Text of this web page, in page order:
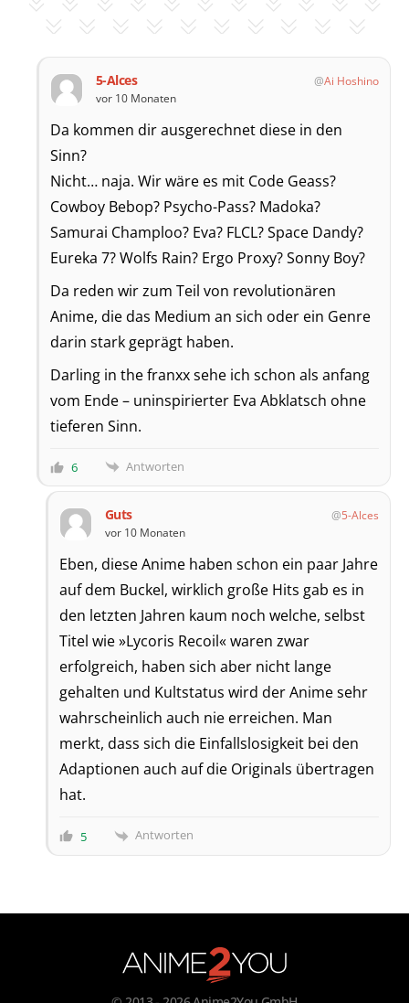
5-Alces
Ai Hoshino
vor 10 Monaten
Da kommen dir ausgerechnet diese in den
Sinn?
Nicht… naja. Wir wäre es mit Code Geass?
Cowboy Bebop? Psycho-Pass? Madoka?
Samurai Champloo? Eva? FLCL? Space Dandy?
Eureka 7? Wolfs Rain? Ergo Proxy? Sonny Boy?
Da reden wir zum Teil von revolutionären
Anime, die das Medium an sich oder ein Genre
darin stark geprägt haben.
Darling in the franxx sehe ich schon als anfang
vom Ende – uninspirierter Eva Abklatsch ohne
tieferen Sinn.
6 Antworten
Guts
5-Alces
vor 10 Monaten
Eben, diese Anime haben schon ein paar Jahre
auf dem Buckel, wirklich große Hits gab es in
den letzten Jahren kaum noch welche, selbst
Titel wie »Lycoris Recoil« waren zwar
erfolgreich, haben sich aber nicht lange
gehalten und Kultstatus wird der Anime sehr
wahrscheinlich auch nie erreichen. Man
merkt, dass sich die Einfallslosigkeit bei den
Adaptionen auch auf die Originals übertragen
hat.
5 Antworten